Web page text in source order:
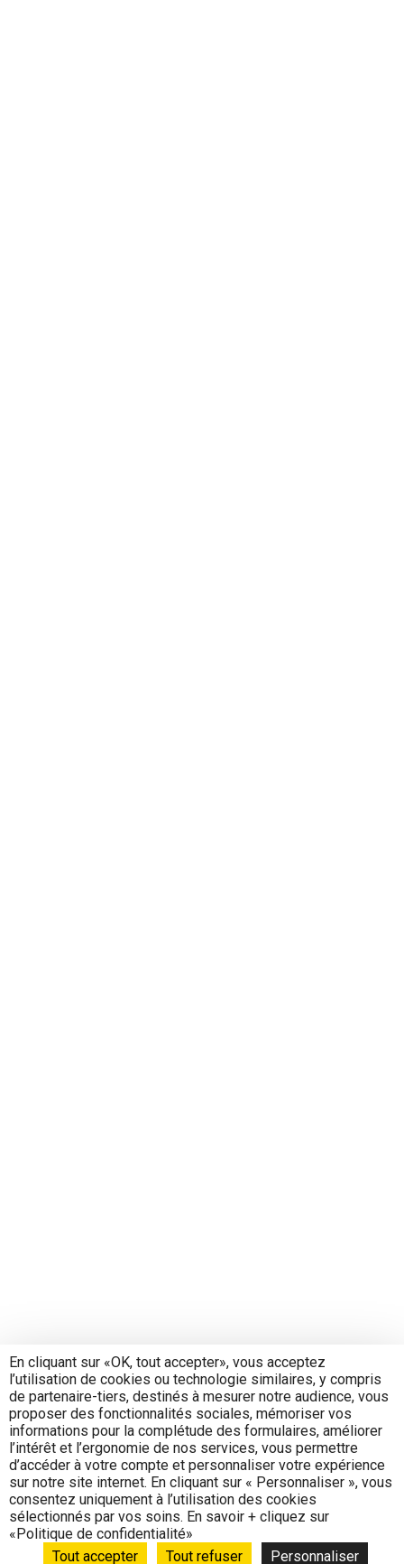
En cliquant sur «OK, tout accepter», vous acceptez
l’utilisation de cookies ou technologie similaires, y compris
de partenaire-tiers, destinés à mesurer notre audience, vous
proposer des fonctionnalités sociales, mémoriser vos
informations pour la complétude des formulaires, améliorer
l’intérêt et l’ergonomie de nos services, vous permettre
d’accéder à votre compte et personnaliser votre expérience
sur notre site internet. En cliquant sur « Personnaliser », vous
consentez uniquement à l’utilisation des cookies
sélectionnés par vos soins. En savoir + cliquez sur
«Politique de confidentialité»
Tout accepter
Tout refuser Personnaliser